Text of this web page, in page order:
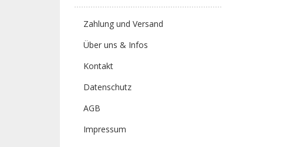
Zahlung und Versand
Über uns & Infos
Kontakt
Datenschutz
AGB
Impressum